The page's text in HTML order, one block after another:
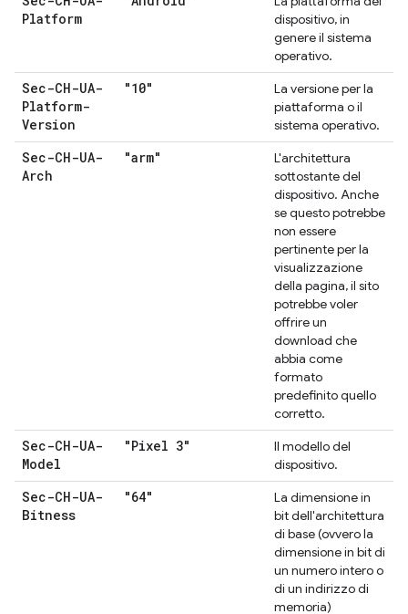
Platform
dispositivo, in
genere il sistema
operativo.
Sec-CH-UA-
Platform-
Version
"10"
La versione per la
piattaforma o il
sistema operativo.
Sec-CH-UA-
Arch
"arm"
L'architettura
sottostante del
dispositivo. Anche
se questo potrebbe
non essere
pertinente per la
visualizzazione
della pagina, il sito
potrebbe voler
offrire un
download che
abbia come
formato
predefinito quello
corretto.
Sec-CH-UA-
Model
"Pixel 3"
Il modello del
dispositivo.
Sec-CH-UA-
Bitness
"64"
La dimensione in
bit dell'architettura
di base (ovvero la
dimensione in bit di
un numero intero o
di un indirizzo di
memoria)